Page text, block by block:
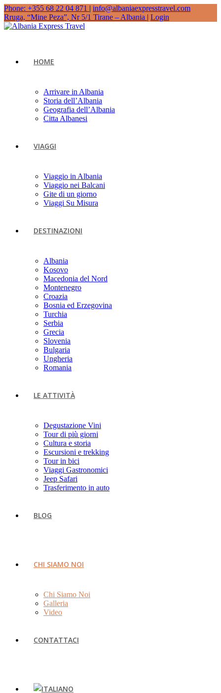
Phone: +355 68 22 04 871 | info@albaniaexpresstravel.com
Rruga, “Mine Peza”, Nr 5/1 Tirane – Albania | Login
HOME
Arrivare in Albania
Storia dell’Albania
Geografia dell’Albania
Citta Albanesi
VIAGGI
Viaggio in Albania
Viaggio nei Balcani
Gite di un giorno
Viaggi Su Misura
DESTINAZIONI
Albania
Kosovo
Macedonia del Nord
Montenegro
Croazia
Bosnia ed Erzegovina
Turchia
Serbia
Grecia
Slovenia
Bulgaria
Ungheria
Romania
LE ATTIVITÀ
Degustazione Vini
Tour di più giorni
Cultura e storia
Escursioni e trekking
Tour in bici
Viaggi Gastronomici
Jeep Safari
Trasferimento in auto
BLOG
CHI SIAMO NOI
Chi Siamo Noi
Galleria
Video
CONTATTACI